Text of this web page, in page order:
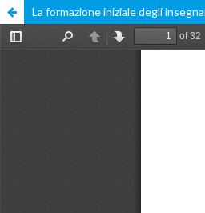
La formazione iniziale degli